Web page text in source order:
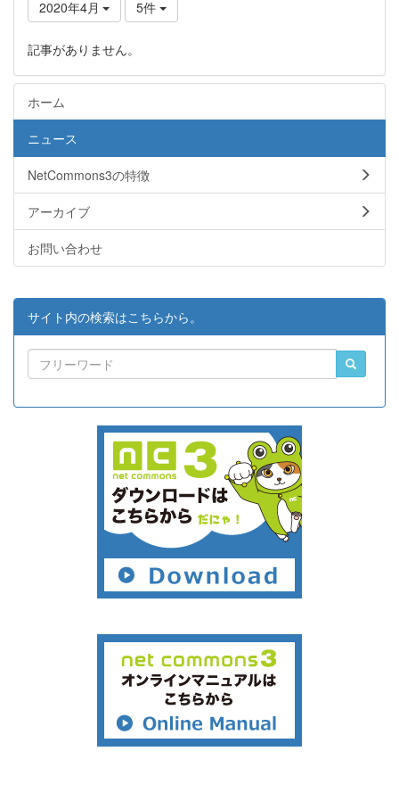
2020年4月 5件
記事がありません。
ホーム
ニュース
NetCommons3の特徴
アーカイブ
お問い合わせ
サイト内の検索はこちらから。